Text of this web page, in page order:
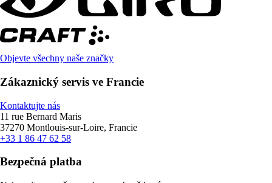
Objevte všechny naše značky
Zákaznický servis ve Francie
Kontaktujte nás
11 rue Bernard Maris
37270 Montlouis-sur-Loire, Francie
+33 1 86 47 62 58
Bezpečná platba